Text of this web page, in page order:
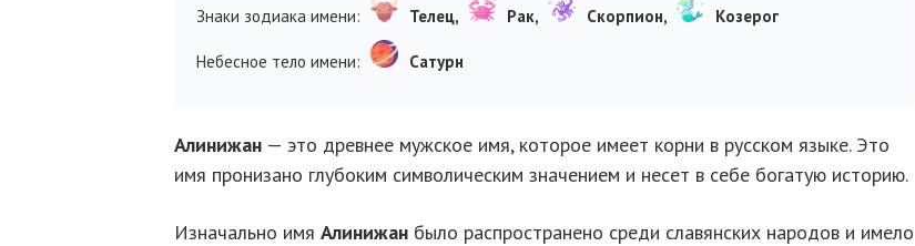
Знаки зодиака имени: Телец, Рак, Скорпион, Козерог
Небесное тело имени: Сатурн
Алинижан — это древнее мужское имя, которое имеет корни в русском языке. Это
имя пронизано глубоким символическим значением и несет в себе богатую историю.
Изначально имя Алинижан было распространено среди славянских народов и имело